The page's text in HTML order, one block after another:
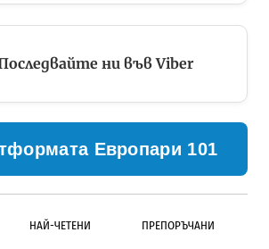
ни във Viber
Европари 101
НАЙ-ЧЕТЕНИ ПРЕПОРЪЧАНИ